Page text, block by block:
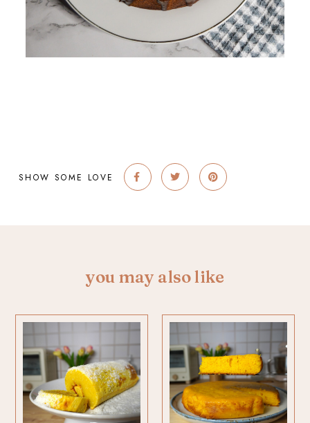
SHOW SOME LOVE
you may also like